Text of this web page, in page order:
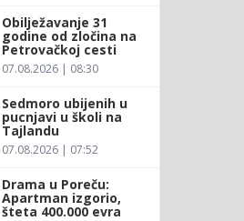
Obilježavanje 31
godine od zločina na
Petrovačkoj cesti
07.08.2026 | 08:30
Sedmoro ubijenih u
pucnjavi u školi na
Tajlandu
07.08.2026 | 07:52
Drama u Poreču:
Apartman izgorio,
šteta 400.000 evra